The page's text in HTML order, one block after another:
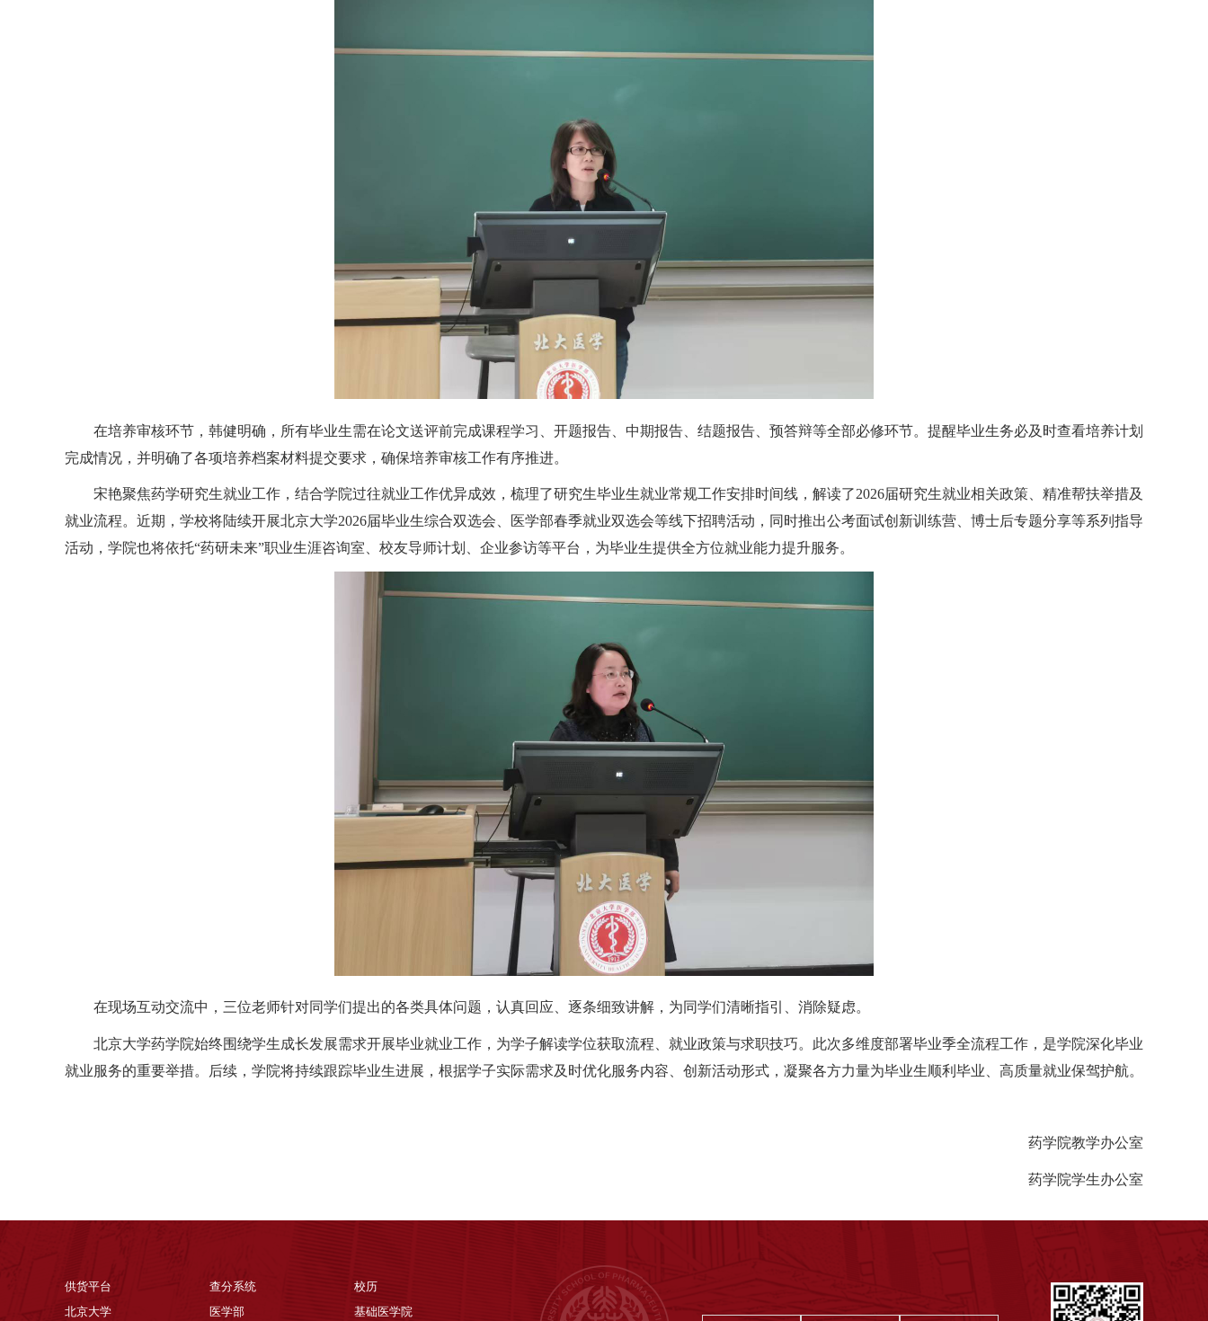
在培养审核环节， 韩健明确 ， 所有毕业生需在论文送评前完成课程学习、开题报告、中期报告、结题报告、预答辩等全部必修环节。 提醒毕业生务必及时查看培养计划
完成情况， 并明确了各项培养档案材料提交要求，确保培养审核工作有序推进。
宋艳聚焦药学研究生就业工作，结合学院过往就业工作优异成效， 梳理了研究生毕业生就业常规工作安排时间线， 解读了2026届研究生就业相关政策、精准帮扶举措及
就业流程。 近期 ， 学校将陆续开展北京大学2026届毕业生综合双选会、医学部春季就业双选会等线下招聘活动，同时推出公考面试创新训练营、博士后专题分享等系列指导
活动， 学院也将依托“药研未来”职业生涯咨询室、校友导师计划、企业参访等平台，为毕业生提供全方位就业能力提升服务。
在现场互动交流中， 三位老师针对同学们提出的各类具体问题，认真回应、逐条细致讲解，为同学们清晰指引、消除疑虑。
北京大学药学院始终围绕学生成长发展需求开展毕业就业工作，为学子解读学位获取流程、就业政策与求职技巧。此次多维度部署毕业季全流程工作，是学院深化毕业
就业服务的重要举措。后续，学院将持续跟踪毕业生进展，根据学子实际需求及时优化服务内容、创新活动形式，凝聚各方力量为毕业生顺利毕业、高质量就业保驾护航。
药学院教学办公室
药学院学生办公室
供货平台 查分系统
校历
北京大学
医学部 基础医学院